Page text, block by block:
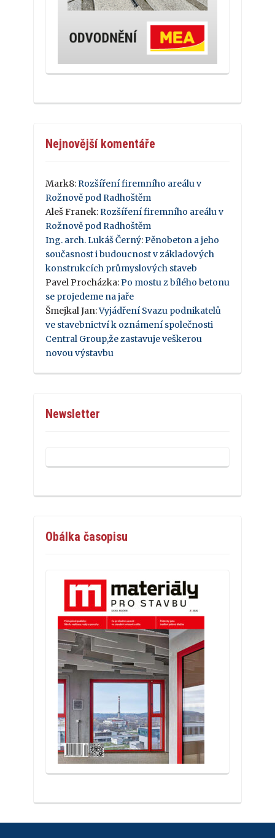
Nejnovější komentáře
Mark8:Rozšíření firemního areálu v
Rožnově pod Radhoštěm
Aleš Franek:Rozšíření firemního areálu v
Rožnově pod Radhoštěm
Ing. arch. Lukáš Černý:Pěnobeton a jeho
současnost i budoucnost v základových
konstrukcích průmyslových staveb
Pavel Procházka:Po mostu z bílého betonu
se projedeme na jaře
Šmejkal Jan:Vyjádření Svazu podnikatelů
ve stavebnictví k oznámení společnosti
Central Group,že zastavuje veškerou
novou výstavbu
Newsletter
Obálka časopisu